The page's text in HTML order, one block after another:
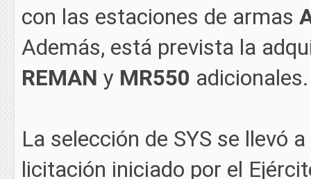
con las estaciones de armas
Además, está prevista la
REMAN y MR550 adicionales.
La selección de SYS se llevó
licitación iniciado por el